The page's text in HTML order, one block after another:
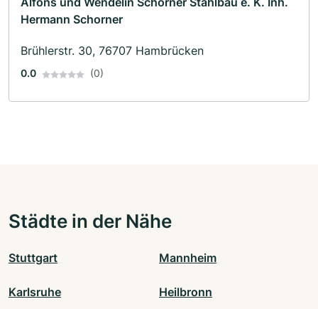
Hermann Schorner
Brühlerstr. 30, 76707 Hambrücken
0.0 (0)
Städte in der Nähe
Stuttgart Mannheim
Karlsruhe Heilbronn